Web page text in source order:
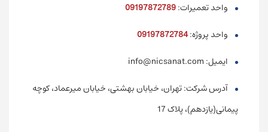
واحد تعمیرات:09197872789
واحد پروژه:09197872784
ایمیل: info@nicsanat.com
آدرس شرکت: تهران، خیابان بهشتی، خیابان میرعماد، کوچه
پیمانی(یازدهم)، پلاک 17